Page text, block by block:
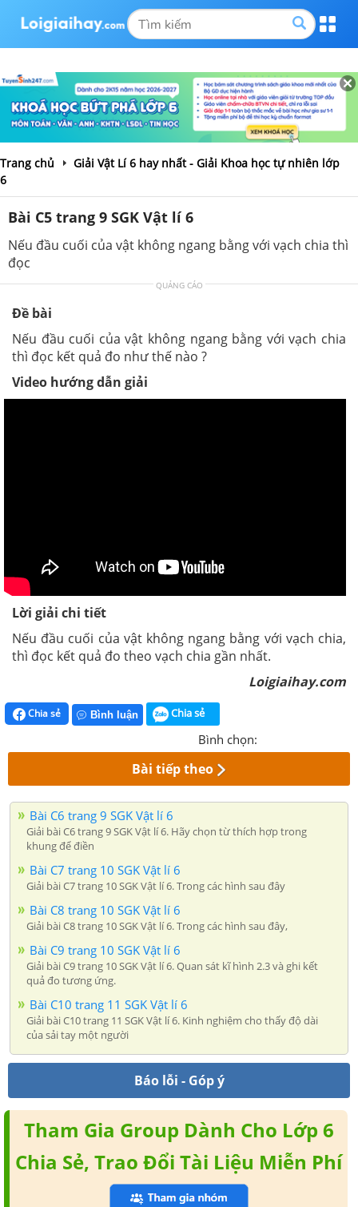
Trang chủ
Giải Vật Lí 6 hay nhất - Giải Khoa học tự nhiên lớp
6
Bài C5 trang 9 SGK Vật lí 6
Nếu đầu cuối của vật không ngang bằng với vạch chia thì
đọc
QUẢNG CÁO
Đề bài
Nếu đầu cuối của vật không ngang bằng với vạch chia
thì đọc kết quả đo như thế nào ?
Video hướng dẫn giải
Lời giải chi tiết
Nếu đầu cuối của vật không ngang bằng với vạch chia,
thì đọc kết quả đo theo vạch chia gần nhất.
Loigiaihay.com
Chia sẻ Bình luận Chia sẻ
Bình chọn:
Bài tiếp theo
Bài C6 trang 9 SGK Vật lí 6
Giải bài C6 trang 9 SGK Vật lí 6. Hãy chọn từ thích hợp trong
khung để điền
Bài C7 trang 10 SGK Vật lí 6
Giải bài C7 trang 10 SGK Vật lí 6. Trong các hình sau đây
Bài C8 trang 10 SGK Vật lí 6
Giải bài C8 trang 10 SGK Vật lí 6. Trong các hình sau đây,
Bài C9 trang 10 SGK Vật lí 6
Giải bài C9 trang 10 SGK Vật lí 6. Quan sát kĩ hình 2.3 và ghi kết
quả đo tương ứng.
Bài C10 trang 11 SGK Vật lí 6
Giải bài C10 trang 11 SGK Vật lí 6. Kinh nghiệm cho thấy độ dài
của sải tay một người
Báo lỗi - Góp ý
Tham Gia Group Dành Cho Lớp 6
Chia Sẻ, Trao Đổi Tài Liệu Miễn Phí